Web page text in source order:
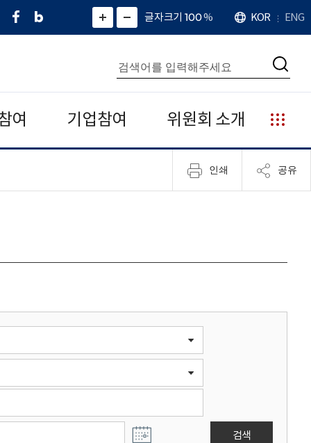
페
네
그
)
화
면
면
소
확
대
치
글자크기 100%
언
어
KOR ENG
통
합
검
색
검
여 기업참여 위원회 소개
누
리
집
안
인쇄 공유
검색